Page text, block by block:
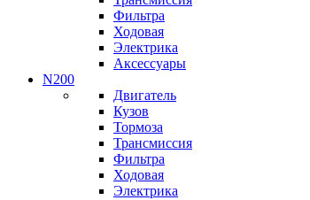
Фильтра
Ходовая
Электрика
Аксессуары
N200
Двигатель
Кузов
Тормоза
Трансмиссия
Фильтра
Ходовая
Электрика